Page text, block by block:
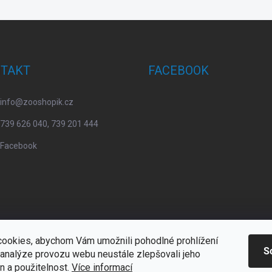
abychom Vám umožnili pohodlné prohlížení
provozu webu neustále zlepšovali jeho
a použitelnost. Více informací
info@zooshopik.cz
739 626 040, 739 201 444
Facebook
FACEBOOK